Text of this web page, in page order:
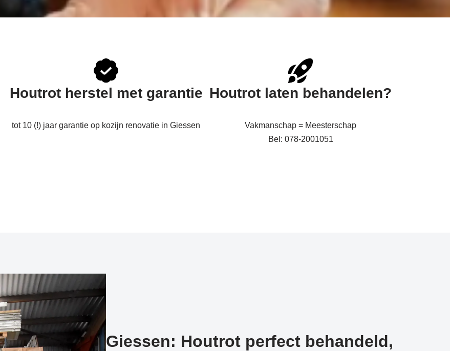
Houtrot herstel met garantie
tot 10 (!) jaar garantie op kozijn renovatie in Giessen
Houtrot laten behandelen?
Vakmanschap = Meesterschap
Bel: 078-2001051
Giessen: Houtrot perfect behandeld,